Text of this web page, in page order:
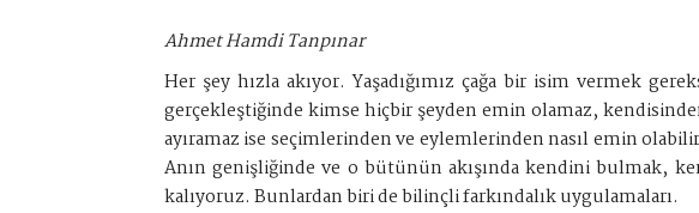
Ahmet Hamdi Tanpınar
Her şey hızla akıyor. Yaşadığımız çağa bir isim vermek
gerçekleştiğinde kimse hiçbir şeyden emin olamaz,
ayıramaz ise seçimlerinden ve eylemlerinden nasıl emin
Anın genişliğinde ve o bütünün akışında kendini bulmak,
kalıyoruz. Bunlardan biri de bilinçli farkındalık uygulamaları.